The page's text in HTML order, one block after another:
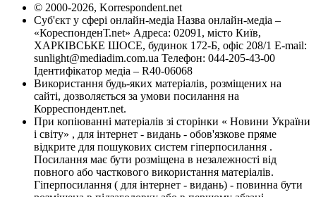
© 2000-2026, Korrespondent.net
Суб'єкт у сфері онлайн-медіа Назва онлайн-медіа –
«КореспонденТ.net» Адреса: 02091, місто Київ,
ХАРКІВСЬКЕ ШОСЕ, будинок 172-Б, офіс 208/1 E-mail:
sunlight@mediadim.com.ua Телефон: 044-205-43-00
Ідентифікатор медіа – R40-06068
Використання будь-яких матеріалів, розміщених на
сайті, дозволяється за умови посилання на
Корреспондент.net.
При копіюванні матеріалів зі сторінки « Новини України
і світу» , для інтернет - видань - обов'язкове пряме
відкрите для пошукових систем гіперпосилання .
Посилання має бути розміщена в незалежності від
повного або часткового використання матеріалів.
Гіперпосилання ( для інтернет - видань) - повинна бути